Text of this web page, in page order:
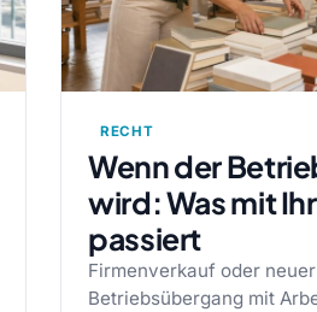
RECHT
Wenn der
wird: Was mit
passiert
Firmenverkauf oder
Betriebsübergang mit